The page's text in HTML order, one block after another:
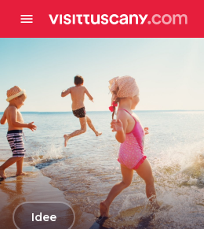
menu
arrow_backIdee